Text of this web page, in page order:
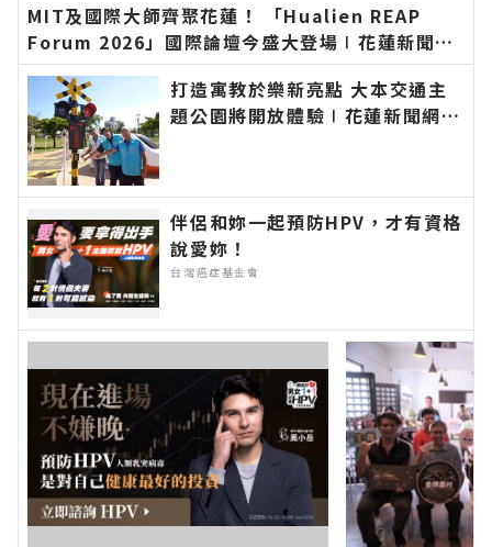
MIT及國際大師齊聚花蓮！ 「Hualien REAP
Forum 2026」國際論壇今盛大登場∣花蓮新聞網
官方網站各類新聞－最快速的今日新聞報導 最新的
在地資訊！
打造寓教於樂新亮點 大本交通主
題公園將開放體驗∣花蓮新聞網官
伴侶和妳一起預防HPV，才有資格
說愛妳！
台灣癌症基金會